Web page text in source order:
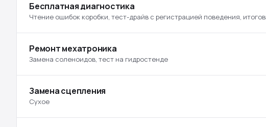
Бесплатная диагностика
Чтение ошибок коробки, тест-драйв с регистрацией поведения,
Ремонт мехатроника
Замена соленоидов, тест на гидростенде
Замена сцепления
Сухое